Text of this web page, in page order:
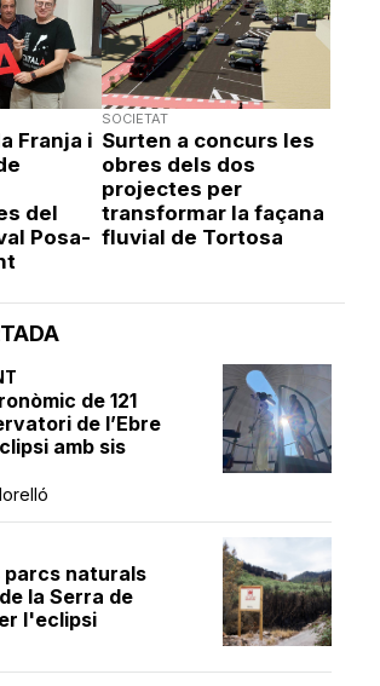
de 121
de l’Ebre
amb sis
parcs naturals
la Serra de
l'eclipsi
Franja i
del
Posa-
SOCIETAT
Surten a concurs les
obres dels dos
projectes per
transformar la façana
fluvial de Tortosa